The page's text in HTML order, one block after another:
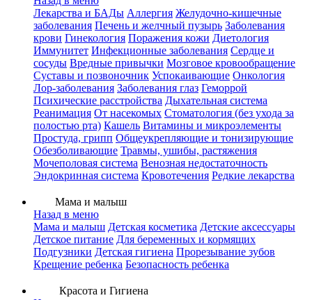
Лекарства и БАДы Аллергия Желудочно-кишечные
заболевания Печень и желчный пузырь Заболевания
крови Гинекология Поражения кожи Диетология
Иммунитет Инфекционные заболевания Сердце и
сосуды Вредные привычки Мозговое кровообращение
Суставы и позвоночник Успокаивающие Онкология
Лор-заболевания Заболевания глаз Геморрой
Психические расстройства Дыхательная система
Реанимация От насекомых Стоматология (без ухода за
полостью рта) Кашель Витамины и микроэлементы
Простуда, грипп Общеукрепляющие и тонизирующие
Обезболивающие Травмы, ушибы, растяжения
Мочеполовая система Венозная недостаточность
Эндокринная система Кровотечения Редкие лекарства
Мама и малыш
Назад в меню
Мама и малыш Детская косметика Детские аксессуары
Детское питание Для беременных и кормящих
Подгузники Детская гигиена Прорезывание зубов
Крещение ребенка Безопасность ребенка
Красота и Гигиена